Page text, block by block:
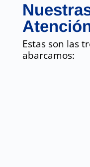
Estas son las
abarcamos: